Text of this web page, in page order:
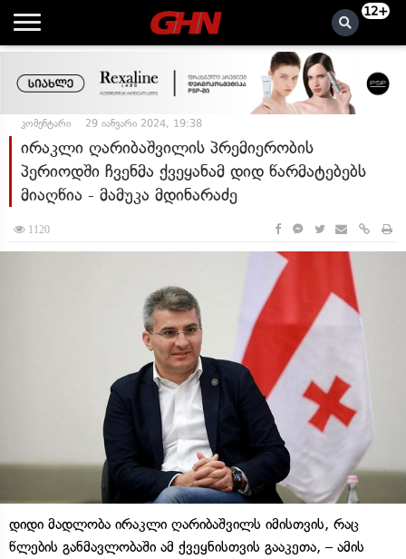
12+
კომენტარი 29 იანვარი 2024, 19:38
ირაკლი ღარიბაშვილის პრემიერობის
პერიოდში ჩვენმა ქვეყანამ დიდ წარმატებებს
მიაღწია - მამუკა მდინარაძე
1120
დიდი მადლობა ირაკლი ღარიბაშვილს იმისთვის, რაც
წლების განმავლობაში ამ ქვეყნისთვის გააკეთა, – ამის